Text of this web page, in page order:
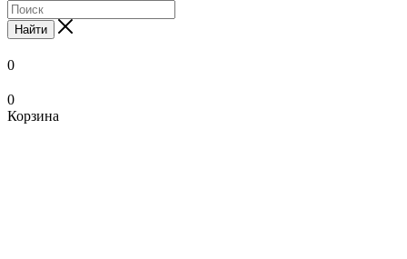
Найти
0
0
Корзина